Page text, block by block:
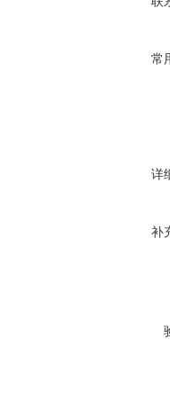
常
详
补